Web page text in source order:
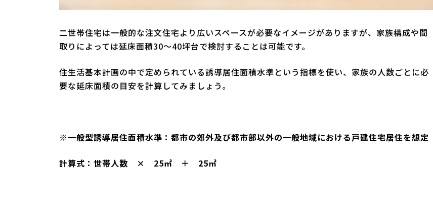
二世帯住宅は一般的な注文住宅より広いスペースが必要なイメージがありますが、家族構成や間
取りによっては延床面積30～40坪台で検討することは可能です。
住生活基本計画の中で定められている誘導居住面積水準という指標を使い、家族の人数ごとに必
要な延床面積の目安を計算してみましょう。
※一般型誘導居住面積水準：都市の郊外及び都市部以外の一般地域における戸建住宅居住を想定
計算式：世帯人数 × 25㎡ ＋ 25㎡